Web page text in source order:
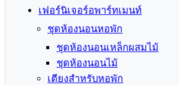
เฟอร์นิเจอร์อพาร์ทเมนท์
ชุดห้องนอนหอพัก
ชุดห้องนอนเหล็กผสมไม้
ชุดห้องนอนไม้
เตียงสำหรับหอพัก